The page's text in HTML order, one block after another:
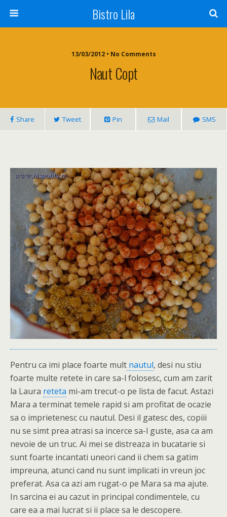
Bistro Lila
13/03/2012 • No Comments
Naut Copt
Share Tweet Pin Mail SMS
Pentru ca imi place foarte mult nautul, desi nu stiu
foarte multe retete in care sa-l folosesc, cum am zarit
la Laura reteta mi-am trecut-o pe lista de facut. Astazi
Mara a terminat temele rapid si am profitat de ocazie
sa o imprietenesc cu nautul. Desi il gatesc des, copiii
nu se simt prea atrasi sa incerce sa-l guste, asa ca am
nevoie de un truc. Ai mei se distreaza in bucatarie si
sunt foarte incantati uneori cand ii chem sa gatim
impreuna, atunci cand nu sunt implicati in vreun joc
preferat. Asa ca azi am rugat-o pe Mara sa ma ajute.
In sarcina ei au cazut in principal condimentele, cu
care ea a mai lucrat si ii place sa le descopere.